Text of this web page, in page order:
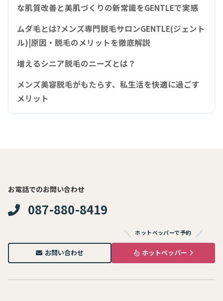
な肌質改善と美肌づくりの新常識をGENTLEで実感
ムダ毛とは?メンズ専門脱毛サロンGENTLE(ジェント
ル)|原因・脱毛のメリットを徹底解説
増えるシニア脱毛のニーズとは？
メンズ美容脱毛がもたらす、私生活を快適に過ごす
メリット
お電話でのお問い合わせ
087-880-8419
お問い合わせ
ホットペッパーで予約
ホットペッパー